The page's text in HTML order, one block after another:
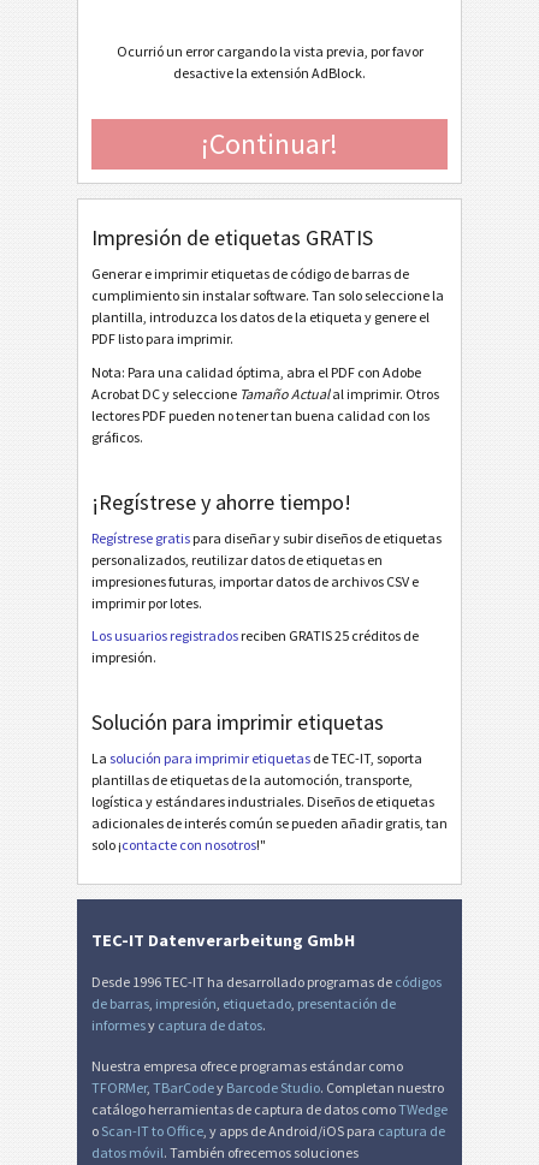
G Galia
B BOSCH
BOSCH GTL Deutsch A5 (2022)
BOSCH GTL Deutsch KLT1 (2022)
BOSCH GTL English A5 (2022)
BOSCH GTL English A6 (2022)
BOSCH GTL English SLC1 (2022)
BOSCH GTL English SLC2 (2022)
BOSCH MAT Label 70*48
BOSCH MAT Label KLT
BOSCH Neutral 70x17mm
Etiquetas MAT
LTO Etiquetas LTO
NF Etiquetas de Nutrición
€ Mandato SEPA
₣ Factura-QR suiza
M Miscelánea
Ocurrió un error cargando la vista previa, por favor
desactive la extensión AdBlock.
¡Continuar!
Impresión de etiquetas GRATIS
Generar e imprimir etiquetas de código de barras de
cumplimiento sin instalar software. Tan solo seleccione la
plantilla, introduzca los datos de la etiqueta y genere el
PDF listo para imprimir.
Nota: Para una calidad óptima, abra el PDF con Adobe
Acrobat DC y seleccione Tamaño Actualal imprimir. Otros
lectores PDF pueden no tener tan buena calidad con los
gráficos.
¡Regístrese y ahorre tiempo!
Regístrese gratis para diseñar y subir diseños de etiquetas
personalizados, reutilizar datos de etiquetas en
impresiones futuras, importar datos de archivos CSV e
imprimir por lotes.
Los usuarios registrados reciben GRATIS 25 créditos de
impresión.
Solución para imprimir etiquetas
La solución para imprimir etiquetas de TEC-IT, soporta
plantillas de etiquetas de la automoción, transporte,
logística y estándares industriales. Diseños de etiquetas
adicionales de interés común se pueden añadir gratis, tan
solo ¡contacte con nosotros!"
TEC-IT Datenverarbeitung GmbH
Desde 1996 TEC-IT ha desarrollado programas de códigos
de barras, impresión, etiquetado, presentación de
informesy captura de datos.
Nuestra empresa ofrece programas estándar como
TFORMer, TBarCodey Barcode Studio. Completan nuestro
catálogo herramientas de captura de datos comoTWedge
o Scan-IT to Office, y apps de Android/iOS para captura de
datos móvil. También ofrecemos soluciones